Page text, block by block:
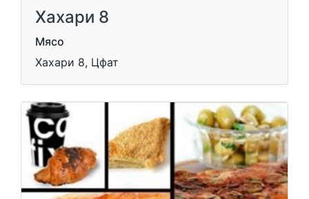
Хахари 8
Мясо
Хахари 8, Цфат